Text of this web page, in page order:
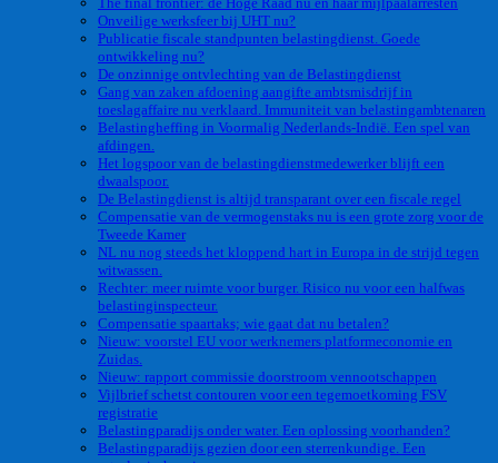
Onveilige werksfeer bij UHT nu?
Publicatie fiscale standpunten belastingdienst. Goede
ontwikkeling nu?
De onzinnige ontvlechting van de Belastingdienst
Gang van zaken afdoening aangifte ambtsmisdrijf in
toeslagaffaire nu verklaard. Immuniteit van belastingambtenaren
Belastingheffing in Voormalig Nederlands-Indië. Een spel van
afdingen.
Het logspoor van de belastingdienstmedewerker blijft een
dwaalspoor.
De Belastingdienst is altijd transparant over een fiscale regel
Compensatie van de vermogenstaks nu is een grote zorg voor de
Tweede Kamer
NL nu nog steeds het kloppend hart in Europa in de strijd tegen
witwassen.
Rechter: meer ruimte voor burger. Risico nu voor een halfwas
belastinginspecteur.
Compensatie spaartaks; wie gaat dat nu betalen?
Nieuw: voorstel EU voor werknemers platformeconomie en
Zuidas.
Nieuw: rapport commissie doorstroom vennootschappen
Vijlbrief schetst contouren voor een tegemoetkoming FSV
registratie
Belastingparadijs onder water. Een oplossing voorhanden?
Belastingparadijs gezien door een sterrenkundige. Een